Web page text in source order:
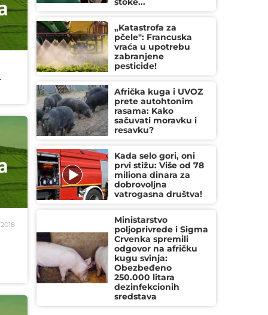
„Katastrofa za
pčele": Francuska
vraća u upotrebu
zabranjene
pesticide!
Afrička kuga i UVOZ
prete autohtonim
rasama: Kako
sačuvati moravku i
resavku?
Kada selo gori, oni
prvi stižu: Više od 78
miliona dinara za
dobrovoljna
vatrogasna društva!
Ministarstvo
poljoprivrede i Sigma
Crvenka spremili
odgovor na afričku
kugu svinja:
Obezbeđeno
250.000 litara
dezinfekcionih
sredstava